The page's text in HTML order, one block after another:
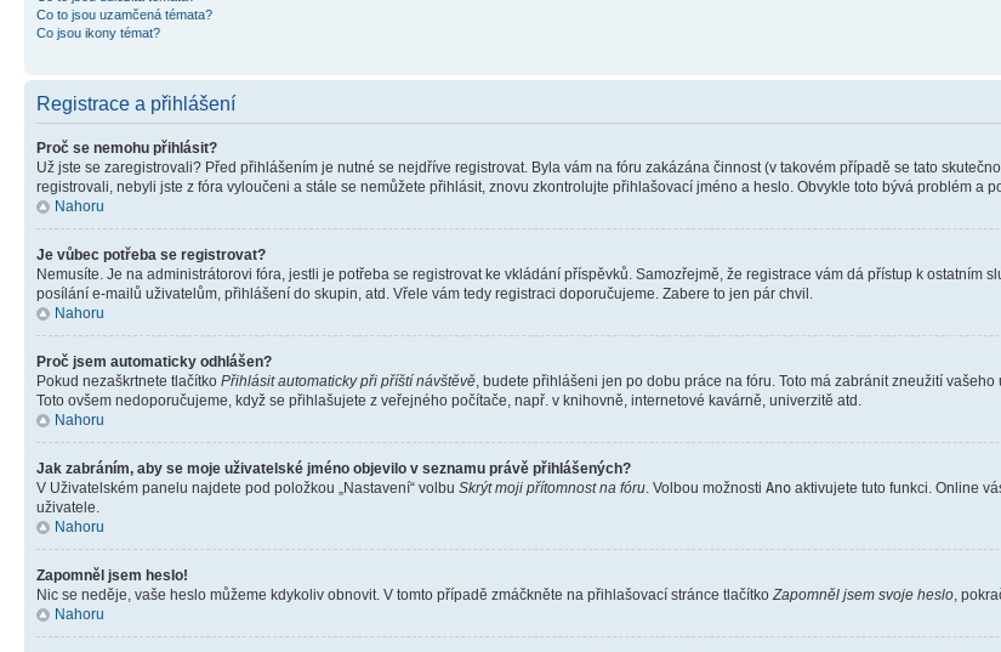
Co to jsou uzamčená témata?
Co jsou ikony témat?
Registrace a přihlášení
Proč se nemohu přihlásit?
Už jste se zaregistrovali? Před přihlášením je nutné se nejdříve registrovat. Byla vám na fóru zakázána činnost (v takovém případě se tato
registrovali, nebyli jste z fóra vyloučeni a stále se nemůžete přihlásit, znovu zkontrolujte přihlašovací jméno a heslo. Obvykle toto bývá problém a
Nahoru
Je vůbec potřeba se registrovat?
Nemusíte. Je na administrátorovi fóra, jestli je potřeba se registrovat ke vkládání příspěvků. Samozřejmě, že registrace vám dá přístup k ostatním
posílání e-mailů uživatelům, přihlášení do skupin, atd. Vřele vám tedy registraci doporučujeme. Zabere to jen pár chvil.
Nahoru
Proč jsem automaticky odhlášen?
Pokud nezaškrtnete tlačítko Přihlásit automaticky při příští návštěvě , budete přihlášeni jen po dobu práce na fóru. Toto má zabránit zneužití
Toto ovšem nedoporučujeme, když se přihlašujete z veřejného počítače, např. v knihovně, internetové kavárně, univerzitě atd.
Nahoru
Jak zabráním, aby se moje uživatelské jméno objevilo v seznamu právě přihlášených?
V Uživatelském panelu najdete pod položkou „Nastavení“ volbu Skrýt moji přítomnost na fóru . Volbou možnosti Ano aktivujete tuto funkci. Online
uživatele.
Nahoru
Zapomněl jsem heslo!
Nic se neděje, vaše heslo můžeme kdykoliv obnovit. V tomto případě zmáčkněte na přihlašovací stránce tlačítko Zapomněl jsem svoje heslo ,
Nahoru